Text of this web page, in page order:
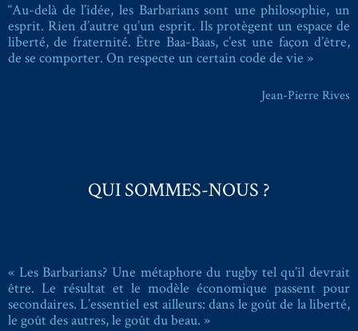
“Au-delà de l’idée, les Barbarians sont une philosophie, un
esprit. Rien d’autre qu’un esprit. Ils protègent un espace de
liberté, de fraternité. Être Baa-Baas, c’est une façon d’être,
de se comporter. On respecte un certain code de vie »
Jean-Pierre Rives
QUI SOMMES-NOUS ?
« Les Barbarians? Une métaphore du rugby tel qu’il devrait
être. Le résultat et le modèle économique passent pour
secondaires. L’essentiel est ailleurs: dans le goût de la liberté,
le goût des autres, le goût du beau. »